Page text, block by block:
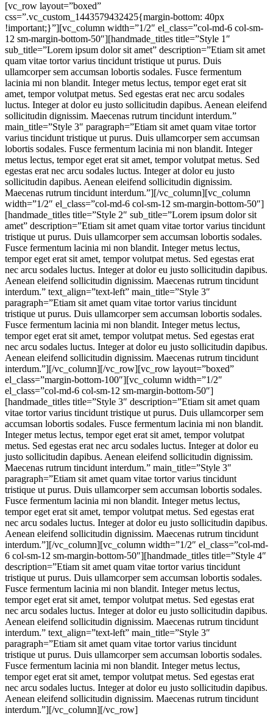
[vc_row layout=”boxed”
css=”.vc_custom_1443579432425{margin-bottom: 40px
!important;}”][vc_column width=”1/2″ el_class=”col-md-6 col-sm-
12 sm-margin-bottom-50″][handmade_titles title=”Style 1″
sub_title=”Lorem ipsum dolor sit amet” description=”Etiam sit amet
quam vitae tortor varius tincidunt tristique ut purus. Duis
ullamcorper sem accumsan lobortis sodales. Fusce fermentum
lacinia mi non blandit. Integer metus lectus, tempor eget erat sit
amet, tempor volutpat metus. Sed egestas erat nec arcu sodales
luctus. Integer at dolor eu justo sollicitudin dapibus. Aenean eleifend
sollicitudin dignissim. Maecenas rutrum tincidunt interdum.”
main_title=”Style 3″ paragraph=”Etiam sit amet quam vitae tortor
varius tincidunt tristique ut purus. Duis ullamcorper sem accumsan
lobortis sodales. Fusce fermentum lacinia mi non blandit. Integer
metus lectus, tempor eget erat sit amet, tempor volutpat metus. Sed
egestas erat nec arcu sodales luctus. Integer at dolor eu justo
sollicitudin dapibus. Aenean eleifend sollicitudin dignissim.
Maecenas rutrum tincidunt interdum.”][/vc_column][vc_column
width=”1/2″ el_class=”col-md-6 col-sm-12 sm-margin-bottom-50″]
[handmade_titles title=”Style 2″ sub_title=”Lorem ipsum dolor sit
amet” description=”Etiam sit amet quam vitae tortor varius tincidunt
tristique ut purus. Duis ullamcorper sem accumsan lobortis sodales.
Fusce fermentum lacinia mi non blandit. Integer metus lectus,
tempor eget erat sit amet, tempor volutpat metus. Sed egestas erat
nec arcu sodales luctus. Integer at dolor eu justo sollicitudin dapibus.
Aenean eleifend sollicitudin dignissim. Maecenas rutrum tincidunt
interdum.” text_align=”text-left” main_title=”Style 3″
paragraph=”Etiam sit amet quam vitae tortor varius tincidunt
tristique ut purus. Duis ullamcorper sem accumsan lobortis sodales.
Fusce fermentum lacinia mi non blandit. Integer metus lectus,
tempor eget erat sit amet, tempor volutpat metus. Sed egestas erat
nec arcu sodales luctus. Integer at dolor eu justo sollicitudin dapibus.
Aenean eleifend sollicitudin dignissim. Maecenas rutrum tincidunt
interdum.”][/vc_column][/vc_row][vc_row layout=”boxed”
el_class=”margin-bottom-100″][vc_column width=”1/2″
el_class=”col-md-6 col-sm-12 sm-margin-bottom-50″]
[handmade_titles title=”Style 3″ description=”Etiam sit amet quam
vitae tortor varius tincidunt tristique ut purus. Duis ullamcorper sem
accumsan lobortis sodales. Fusce fermentum lacinia mi non blandit.
Integer metus lectus, tempor eget erat sit amet, tempor volutpat
metus. Sed egestas erat nec arcu sodales luctus. Integer at dolor eu
justo sollicitudin dapibus. Aenean eleifend sollicitudin dignissim.
Maecenas rutrum tincidunt interdum.” main_title=”Style 3″
paragraph=”Etiam sit amet quam vitae tortor varius tincidunt
tristique ut purus. Duis ullamcorper sem accumsan lobortis sodales.
Fusce fermentum lacinia mi non blandit. Integer metus lectus,
tempor eget erat sit amet, tempor volutpat metus. Sed egestas erat
nec arcu sodales luctus. Integer at dolor eu justo sollicitudin dapibus.
Aenean eleifend sollicitudin dignissim. Maecenas rutrum tincidunt
interdum.”][/vc_column][vc_column width=”1/2″ el_class=”col-md-
6 col-sm-12 sm-margin-bottom-50″][handmade_titles title=”Style 4″
description=”Etiam sit amet quam vitae tortor varius tincidunt
tristique ut purus. Duis ullamcorper sem accumsan lobortis sodales.
Fusce fermentum lacinia mi non blandit. Integer metus lectus,
tempor eget erat sit amet, tempor volutpat metus. Sed egestas erat
nec arcu sodales luctus. Integer at dolor eu justo sollicitudin dapibus.
Aenean eleifend sollicitudin dignissim. Maecenas rutrum tincidunt
interdum.” text_align=”text-left” main_title=”Style 3″
paragraph=”Etiam sit amet quam vitae tortor varius tincidunt
tristique ut purus. Duis ullamcorper sem accumsan lobortis sodales.
Fusce fermentum lacinia mi non blandit. Integer metus lectus,
tempor eget erat sit amet, tempor volutpat metus. Sed egestas erat
nec arcu sodales luctus. Integer at dolor eu justo sollicitudin dapibus.
Aenean eleifend sollicitudin dignissim. Maecenas rutrum tincidunt
interdum.”][/vc_column][/vc_row]